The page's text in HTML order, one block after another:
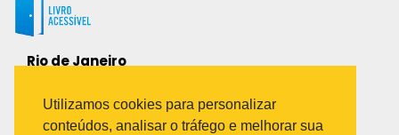
Rio de Janeiro
Bairro Industrial do Jacaré
Rio de Janeiro – RJ – CEP: 20970-031
Utilizamos cookies para personalizar
conteúdos, analisar o tráfego e melhorar sua